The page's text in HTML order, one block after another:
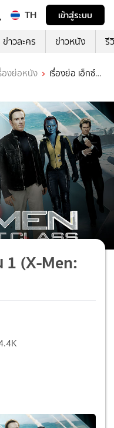
TH
เข้าสู่ระบบ
ข่าวละคร ข่าวหนัง รี
องย่อหนัง
เรื่องย่อ เอ็กซ์
1 (X-Men: